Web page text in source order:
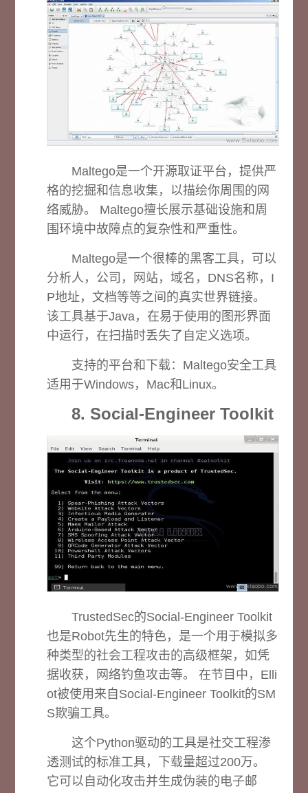
Maltego是一个开源取证平台，提供严
格的挖掘和信息收集，以描绘你周围的网
络威胁。 Maltego擅长展示基础设施和周
围环境中故障点的复杂性和严重性。
Maltego是一个很棒的黑客工具，可以
分析人，公司，网站，域名，DNS名称，I
P地址，文档等等之间的真实世界链接。
该工具基于Java，在易于使用的图形界面
中运行，在扫描时丢失了自定义选项。
支持的平台和下载： Maltego安全工具
适用于Windows，Mac和Linux。
8. Social-Engineer Toolkit
TrustedSec的Social-Engineer Toolkit
也是Robot先生的特色，是一个用于模拟多
种类型的社会工程攻击的高级框架，如凭
据收获，网络钓鱼攻击等。 在节目中，Elli
ot被使用来自Social-Engineer Toolkit的SM
S欺骗工具。
这个Python驱动的工具是社交工程渗
透测试的标准工具，下载量超过200万。
它可以自动化攻击并生成伪装的电子邮